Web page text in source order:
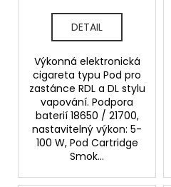
DETAIL
Výkonná elektronická
cigareta typu Pod pro
zastánce RDL a DL stylu
vapování. Podpora
baterií 18650 / 21700,
nastavitelný výkon: 5-
100 W, Pod Cartridge
Smok...